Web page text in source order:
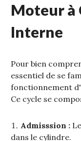
Moteur à
Interne
Pour bien
essentiel de se
fonctionnement
Ce cycle se
Admisssion :
dans le cylindre.